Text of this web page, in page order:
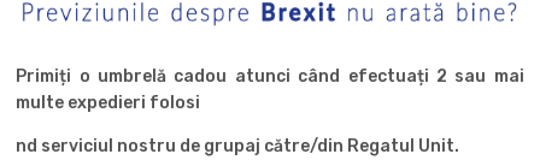
Primiți o umbrelă cadou atunci când efectuați 2 sau mai
multe expedieri folosi
nd serviciul nostru de grupaj către/din Regatul Unit.